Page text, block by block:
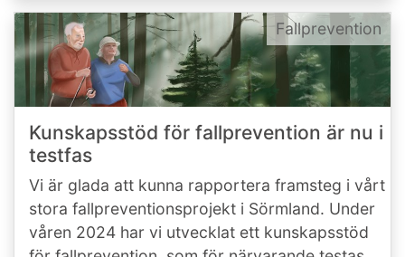
Fallprevention
Kunskapsstöd för fallprevention är nu i
testfas
Vi är glada att kunna rapportera framsteg i vårt
stora fallpreventionsprojekt i Sörmland. Under
våren 2024 har vi utvecklat ett kunskapsstöd